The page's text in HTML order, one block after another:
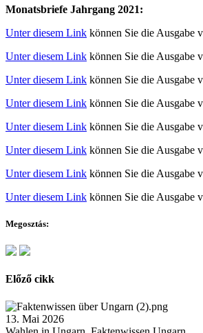
Monatsbriefe Jahrgang 2021:
Unter diesem Link können Sie die Ausgabe
Unter diesem Link können Sie die Ausgabe
Unter diesem Link können Sie die Ausgabe
Unter diesem Link können Sie die Ausgabe
Unter diesem Link können Sie die Ausgabe
Unter diesem Link können Sie die Ausgabe
Unter diesem Link können Sie die Ausgabe
Unter diesem Link können Sie die Ausgabe
Megosztás:
Előző cikk
13. Mai 2026